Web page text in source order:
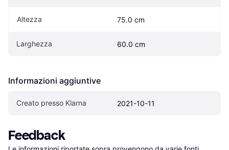
Altezza 75.0 cm
Larghezza 60.0 cm
Informazioni aggiuntive
Creato presso Klarna 2021-10-11
Feedback